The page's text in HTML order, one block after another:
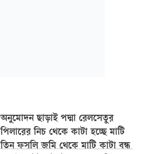
অনুমোদন ছাড়াই পদ্মা রেলসেতুর
পিলারের নিচ থেকে কাটা হচ্ছে মাটি
তিন ফসলি জমি থেকে মাটি কাটা বন্ধ